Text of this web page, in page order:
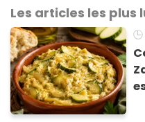
Les articles les plus